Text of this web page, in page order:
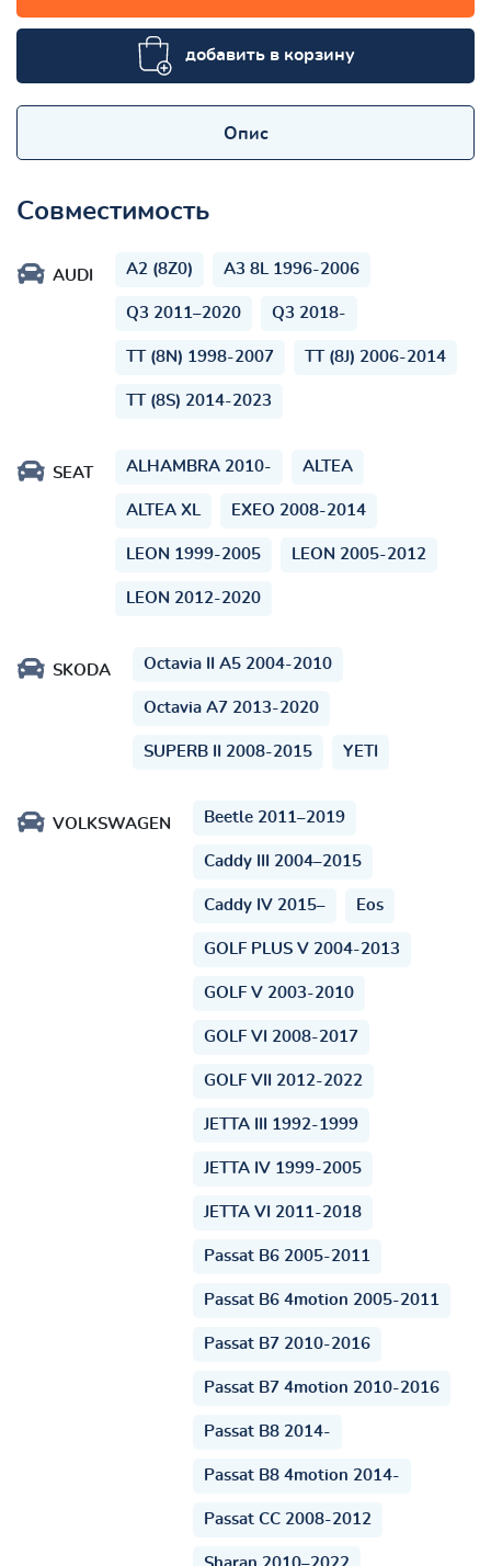
добавить в корзину
Опис
Совместимость
AUDI A2 (8Z0) A3 8L 1996-2006
Q3 2011–2020 Q3 2018-
TT (8N) 1998-2007 TT (8J) 2006-2014
TT (8S) 2014-2023
SEAT ALHAMBRA 2010- ALTEA
ALTEA XL EXEO 2008-2014
LEON 1999-2005 LEON 2005-2012
LEON 2012-2020
SKODA Octavia II A5 2004-2010
Octavia A7 2013-2020
SUPERB II 2008-2015 YETI
VOLKSWAGEN Beetle 2011–2019
Caddy III 2004–2015
Caddy IV 2015– Eos
GOLF PLUS V 2004-2013
GOLF V 2003-2010
GOLF VI 2008-2017
GOLF VII 2012-2022
JETTA III 1992-1999
JETTA IV 1999-2005
JETTA VI 2011-2018
Passat B6 2005-2011
Passat B6 4motion 2005-2011
Passat B7 2010-2016
Passat B7 4motion 2010-2016
Passat B8 2014-
Passat B8 4motion 2014-
Passat CC 2008-2012